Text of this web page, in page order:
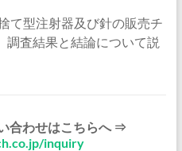
て型注射器及び針の販売チ
調査結果と結論について説
合わせはこちらへ ⇒
inquiry